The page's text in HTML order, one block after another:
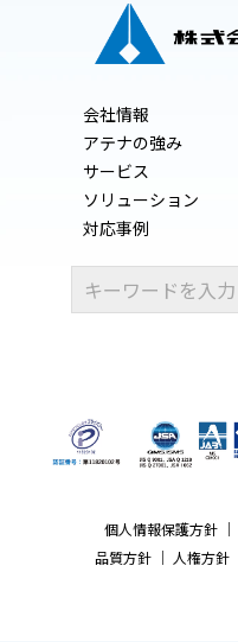
会社情報
アテナの強み
サービス
ソリューション
対応事例
個人情報保護方針 ｜
品質方針 ｜ 人権方針